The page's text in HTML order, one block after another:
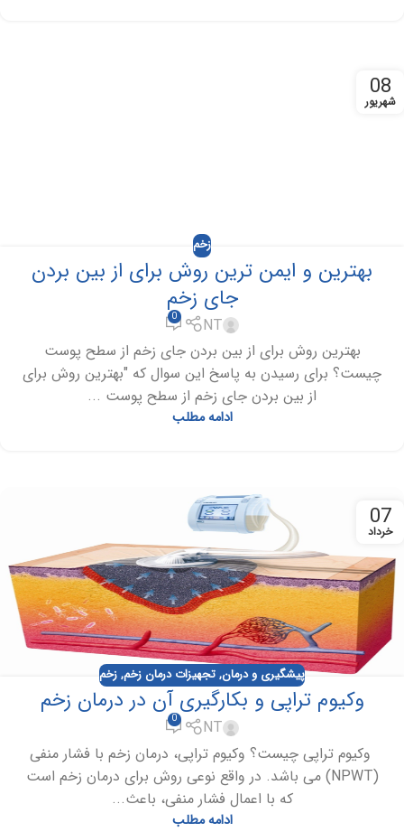
08
شهریور
زخم
بهترین و ایمن ترین روش برای از بین بردن
جای زخم
NT
0
بهترین روش برای از بین بردن جای زخم از سطح پوست
چیست؟ برای رسیدن به پاسخ این سوال که "بهترین روش برای
از بین بردن جای زخم از سطح پوست ...
ادامه مطلب
07
خرداد
پیشگیری و درمان, تجهیزات درمان زخم, زخم
وکیوم تراپی و بکارگیری آن در درمان زخم
NT
0
وکیوم تراپی چیست؟ وکیوم تراپی، درمان زخم با فشار منفی
(NPWT) می باشد. در واقع نوعی روش برای درمان زخم است
که با اعمال فشار منفی، باعث...
ادامه مطلب